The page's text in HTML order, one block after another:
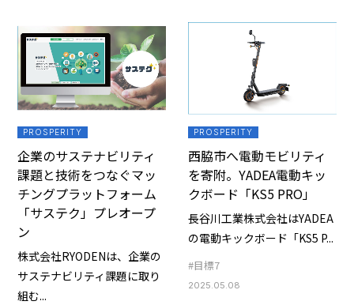
PROSPERITY
企業のサステナビリティ
課題と技術をつなぐマッ
チングプラットフォーム
「サステク」プレオープ
ン
株式会社RYODENは、企業の
サステナビリティ課題に取り
組む...
PROSPERITY
西脇市へ電動モビリティ
を寄附。YADEA電動キッ
クボード「KS5 PRO」
長谷川工業株式会社はYADEA
の電動キックボード「KS5 P...
#目標7
2025.05.08